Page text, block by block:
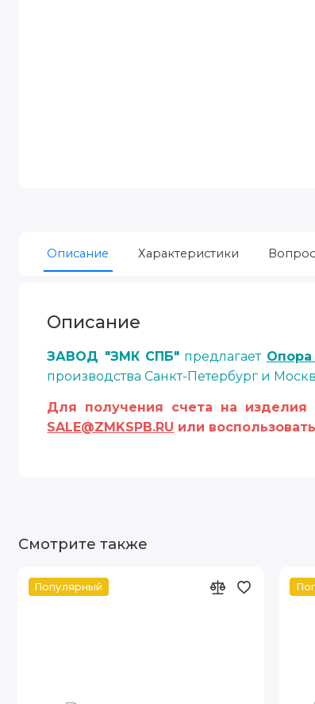
Описание Характеристики
Описание
ЗАВОД "ЗМК СПБ" предлагает
производства Санкт-Петербург и
Для получения счета на изделия
SALE@ZMKSPB.RU или
Смотрите также
Популярный